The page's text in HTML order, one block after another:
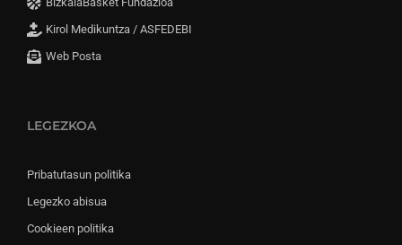
Kirol Medikuntza / ASFEDEBI
Web Posta
LEGEZKOA
Pribatutasun politika
Legezko abisua
Cookieen politika